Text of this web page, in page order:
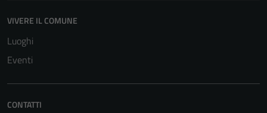
VIVERE IL COMUNE
Luoghi
Eventi
CONTATTI